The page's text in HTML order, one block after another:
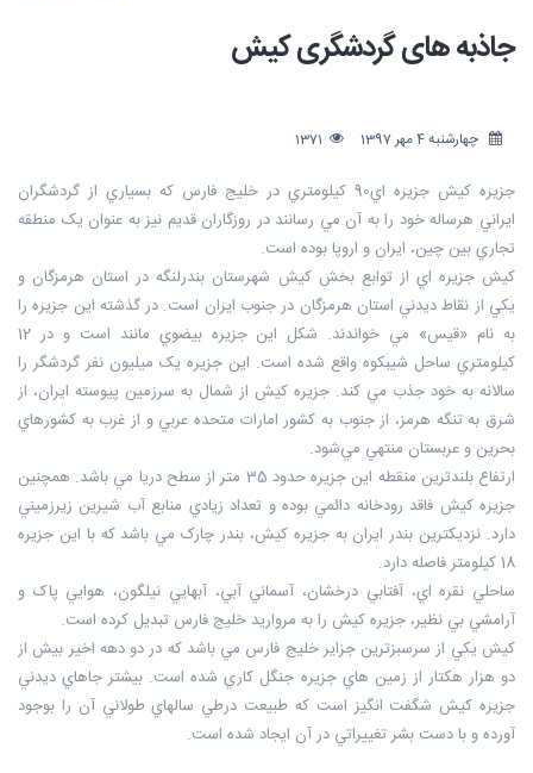
جاذبه های گردشگری کیش
چهارشنبه 4 مهر 1397
جزيره کيش جزيره اي90 کيلومتري در خليج فارس که بسياري از گردشگران
ايراني هرساله خود را به آن مي رسانند در روزگاران قديم نيز به عنوان يک منطقه
تجاري بين چين، ايران و اروپا بوده است.
کيش جزيره‌ اي از توابع بخش کيش شهرستان بندرلنگه در استان هرمزگان و
يکي از نقاط ديدني استان هرمزگان در جنوب ايران است. در گذشته اين جزيره را
به نام «قيس» مي‌ خواندند. شکل اين جزيره بيضوي مانند است و در 12
کيلومتري ساحل شيبکوه واقع شده ‌است. اين جزيره يک ميليون نفر گردشگر را
سالانه به خود جذب مي ‌کند. جزيره کيش از شمال به سرزمين پيوسته ايران، از
شرق به تنگه هرمز، از جنوب به كشور امارات متحده عربي و از غرب به كشورهاي
بحرين و عربستان منتهي مي‌شود.
ارتفاع بلندترين منقطه اين جزيره حدود 35 متر از سطح دريا مي ‌باشد. همچنين
جزيره کيش فاقد رودخانه دائمي بوده و تعداد زيادي منابع آب شيرين زيرزميني
دارد. نزديکترين بندر ايران به جزيره کيش، بندر چارک مي‌ باشد که با اين جزيره
18 کيلومتر فاصله دارد.
ساحلي نقره اي، آفتابي درخشان، آسماني آبي، آبهايي نيلگون، هوايي پاک و
آرامشي بي نظير، جزيره کيش را به مرواريد خليج فارس تبديل کرده است.
کيش يکي از سرسبزترين جزاير خليج فارس مي باشد که در دو دهه اخير بيش از
دو هزار هکتار از زمين هاي جزيره جنگل کاري شده است. بيشتر جاهاي ديدني
جزيره کيش شگفت انگيز است که طبيعت درطي سالهاي طولاني آن را بوجود
آورده و با دست بشر تغييراتي در آن ايجاد شده ‌است.